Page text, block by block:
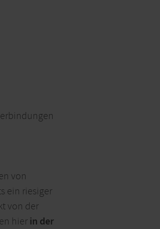
von
ein riesiger
von der
hier in der